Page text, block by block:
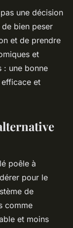
une décision
bien peser
et de prendre
et
: une bonne
et
poêle à
pour le
de
comme
et moins